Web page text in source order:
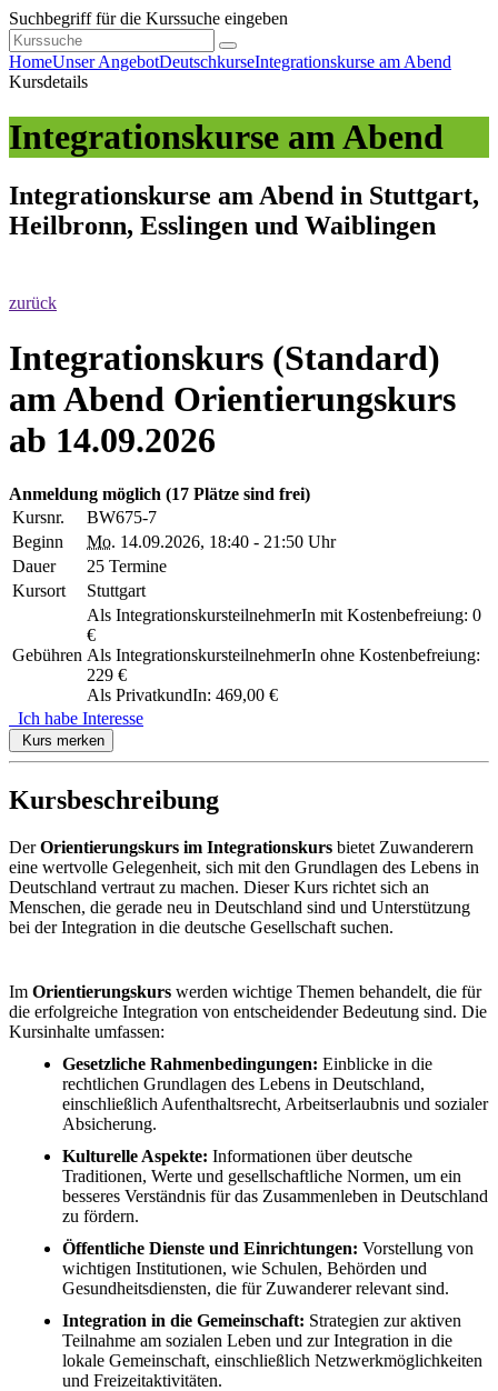
Suchbegriff für die Kurssuche eingeben
HomeUnser AngebotDeutschkurseIntegrationskurse am Abend
Kursdetails
Integrationskurse am Abend
Integrationskurse am Abend in Stuttgart,
Heilbronn, Esslingen und Waiblingen
zurück
Integrationskurs (Standard)
am Abend Orientierungskurs
ab 14.09.2026
Anmeldung möglich (17 Plätze sind frei)
Kursnr.
BW675-7
Beginn
Mo. 14.09.2026, 18:40 - 21:50 Uhr
Dauer
25 Termine
Kursort
Stuttgart
Gebühren
Als IntegrationskursteilnehmerIn mit Kostenbefreiung: 0
€
Als IntegrationskursteilnehmerIn ohne Kostenbefreiung:
229 €
Als PrivatkundIn: 469,00 €
Ich habe Interesse
Kurs merken
Kursbeschreibung
DerOrientierungskurs im Integrationskurs bietet Zuwanderern
eine wertvolle Gelegenheit, sich mit den Grundlagen des Lebens in
Deutschland vertraut zu machen. Dieser Kurs richtet sich an
Menschen, die gerade neu in Deutschland sind und Unterstützung
bei der Integration in die deutsche Gesellschaft suchen.
Im Orientierungskurs werden wichtige Themen behandelt, die für
die erfolgreiche Integration von entscheidender Bedeutung sind. Die
Kursinhalte umfassen:
Gesetzliche Rahmenbedingungen: Einblicke in die
rechtlichen Grundlagen des Lebens in Deutschland,
einschließlich Aufenthaltsrecht, Arbeitserlaubnis und sozialer
Absicherung.
Kulturelle Aspekte: Informationen über deutsche
Traditionen, Werte und gesellschaftliche Normen, um ein
besseres Verständnis für das Zusammenleben in Deutschland
zu fördern.
Öffentliche Dienste und Einrichtungen: Vorstellung von
wichtigen Institutionen, wie Schulen, Behörden und
Gesundheitsdiensten, die für Zuwanderer relevant sind.
Integration in die Gemeinschaft: Strategien zur aktiven
Teilnahme am sozialen Leben und zur Integration in die
lokale Gemeinschaft, einschließlich Netzwerkmöglichkeiten
und Freizeitaktivitäten.